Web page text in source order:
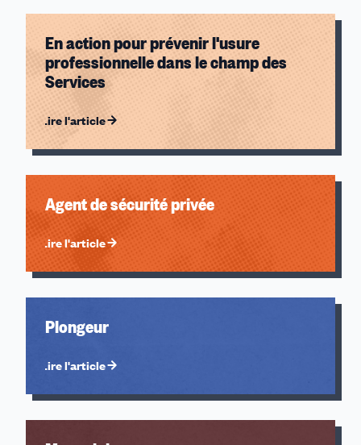
Les guides CFDT
Nos métiers
Années
2026
2025
2023
2022
En action pour prévenir l'usure
professionnelle dans le champ des
Services
Lire l'article
Agent de sécurité privée
Lire l'article
Plongeur
Lire l'article